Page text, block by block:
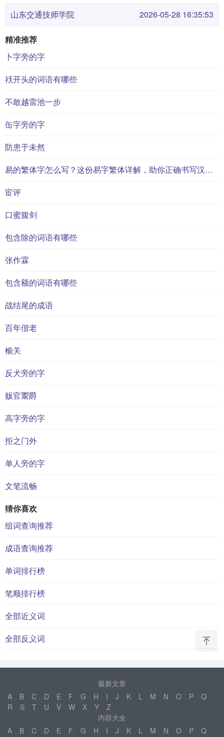
山东交通技师学院 2026-05-28 16:35:53
精准推荐
卜字旁的字
祅开头的词语有哪些
不敢越雷池一步
缶字旁的字
防患于未然
易的繁体字怎么写？这份易字繁体详解，助你正确书写汉字_汉字繁体学习
宦评
口蜜腹剑
包含除的词语有哪些
张作霖
包含额的词语有哪些
战结尾的成语
百年偕老
榆关
反犬旁的字
贩官鬻爵
高字旁的字
拒之门外
单人旁的字
文笔流畅
猜你喜欢
组词查询推荐
成语查询推荐
单词排行榜
笔顺排行榜
全部近义词
全部反义词
最新文章
A
B C D E F G H I J K L M N O P
Q
R
S T U V W X Y
Z
内容大全
A
B C D E F G H I J K L M N O P
Q